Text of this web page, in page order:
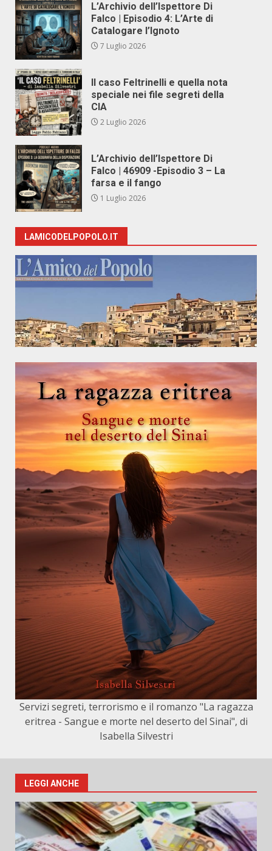
L’Archivio dell’Ispettore Di
Falco | Episodio 4: L’Arte di
Catalogare l’Ignoto
7 Luglio 2026
Il caso Feltrinelli e quella nota
speciale nei file segreti della
CIA
2 Luglio 2026
L’Archivio dell’Ispettore Di
Falco | 46909 -Episodio 3 – La
farsa e il fango
1 Luglio 2026
LAMICODELPOPOLO.IT
Servizi segreti, terrorismo e il romanzo "La ragazza
eritrea - Sangue e morte nel deserto del Sinai", di
Isabella Silvestri
LEGGI ANCHE